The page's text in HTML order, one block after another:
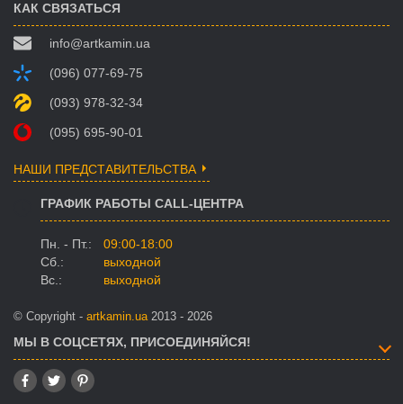
КАК СВЯЗАТЬСЯ
info@artkamin.ua
(096) 077-69-75
(093) 978-32-34
(095) 695-90-01
НАШИ ПРЕДСТАВИТЕЛЬСТВА
ГРАФИК РАБОТЫ CALL-ЦЕНТРА
Пн. - Пт.:
09:00-18:00
Сб.:
выходной
Вс.:
выходной
© Copyright - artkamin.ua2013 - 2026
МЫ В СОЦСЕТЯХ, ПРИСОЕДИНЯЙСЯ!